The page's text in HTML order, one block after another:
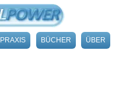
PRAXIS BÜCHER ÜBER